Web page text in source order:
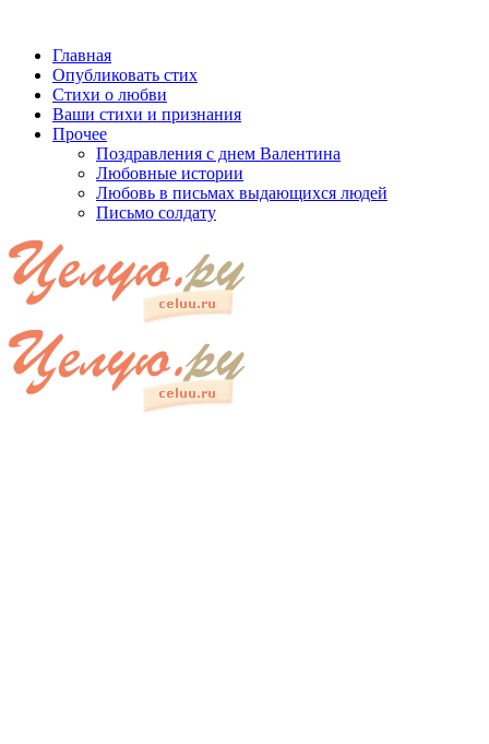
Главная
Опубликовать стих
Стихи о любви
Ваши стихи и признания
Прочее
Поздравления с днем Валентина
Любовные истории
Любовь в письмах выдающихся людей
Письмо солдату